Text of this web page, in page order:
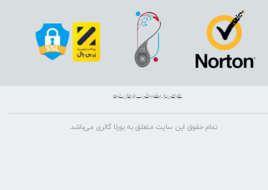
تمام حقوق این سایت متعلق به بورلا گالری می‌باشد.
طراحی و پشتیبانی : بارمان تیم